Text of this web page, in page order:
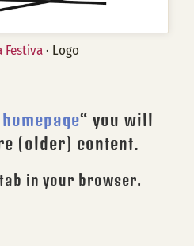
Festiva· Logo
“ you will
(older) content.
in your browser.